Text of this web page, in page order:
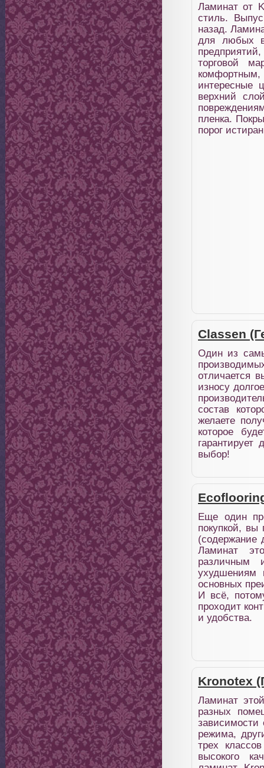
Ламинат от
стиль.
назад.
для любых
торговой
комфортным,
интересные
верхний
пленка.
порог
Classen
Один из
отличается
износу
состав
желаете
которое
выбор!
Еще один
покупкой, вы
(содержание
Ламинат
различным
ухудшениям
основных
И всё,
проходит
и удобства.
Kronotex
Ламинат
разных
зависимости
режима,
трех
высокого